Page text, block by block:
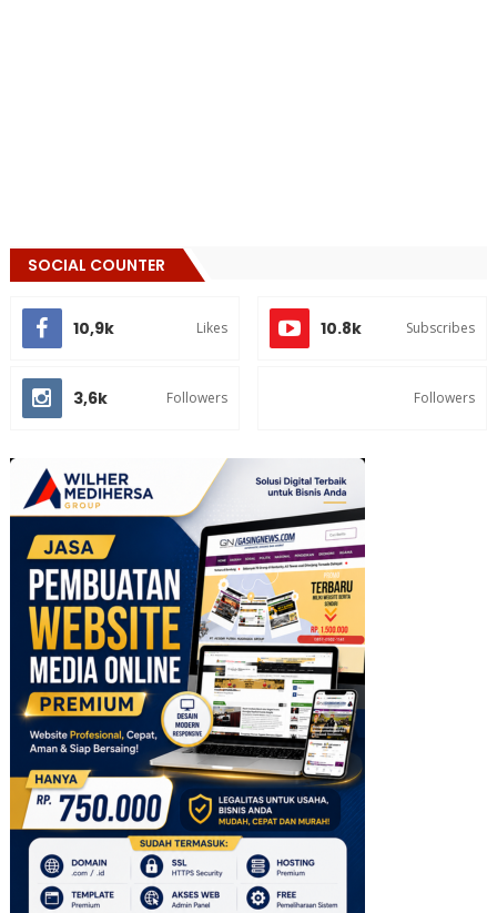
SOCIAL COUNTER
10,9k Likes 10.8k Subscribes
3,6k Followers Followers